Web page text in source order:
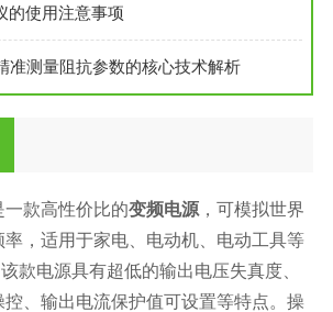
的使用注意事项
准测量阻抗参数的核心技术解析
一款高性价比的变频电源，可模拟世界
，适用于家电、电动机、电动工具等
款电源具有超低的输出电压失真度、
、输出电流保护值可设置等特点。操